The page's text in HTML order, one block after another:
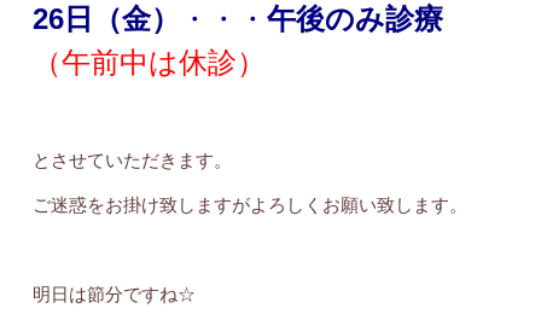
26日（金）
・・・ 午後のみ診療
（午前中は休診）
とさせていただきます。
ご迷惑をお掛け致しますがよろしくお願い致します。
明日は節分ですね☆